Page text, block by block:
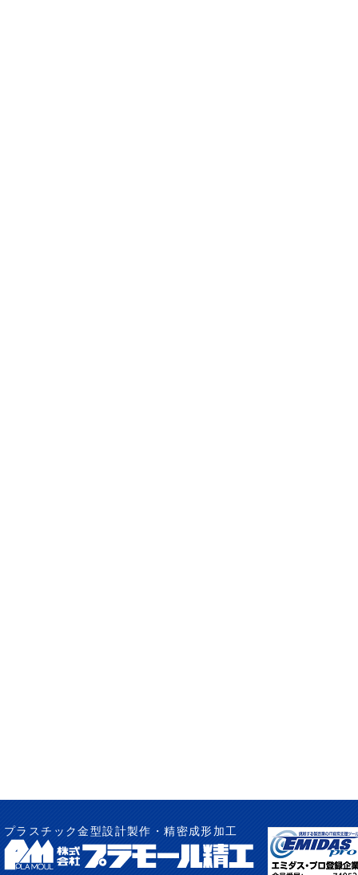
プラスチック金型設計製作・精密成形加工